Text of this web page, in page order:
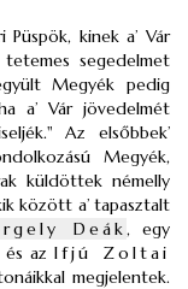
Püspök, kinek a’ Vár
segedelmet
Megyék pedig
a’ Vár jövedelmét
Az elsőbbek’
Megyék,
küldöttek némelly
között a’ tapasztalt
Deák, egy
és az Ifjú Zoltai
megjelentek.